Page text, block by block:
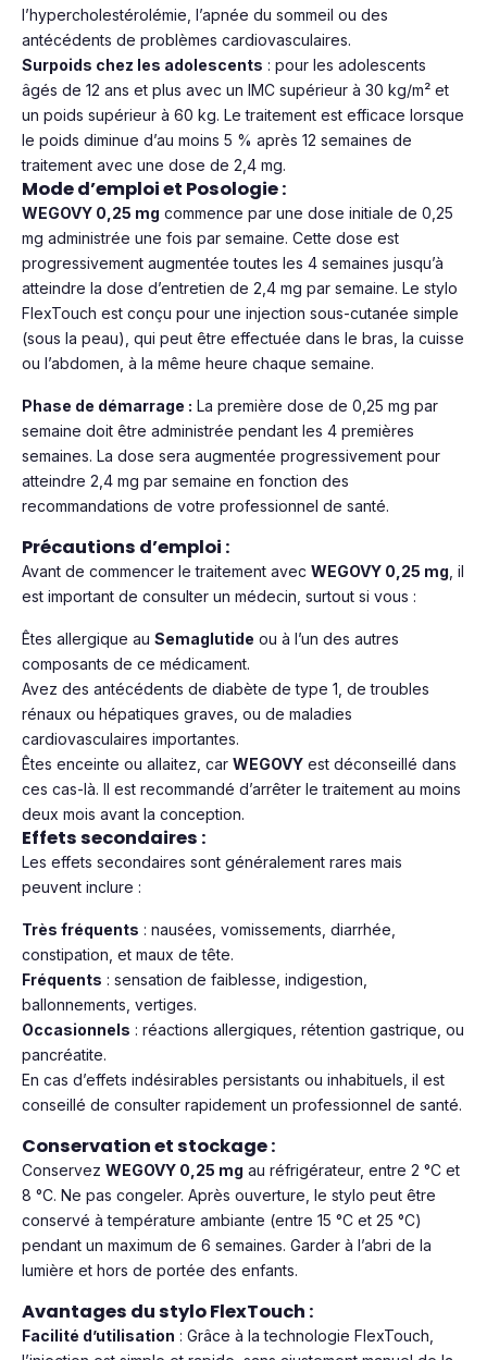
l’hypercholestérolémie, l’apnée du sommeil ou des
antécédents de problèmes cardiovasculaires.
Surpoids chez les adolescents : pour les adolescents
âgés de 12 ans et plus avec un IMC supérieur à 30 kg/m² et
un poids supérieur à 60 kg. Le traitement est efficace lorsque
le poids diminue d’au moins 5 % après 12 semaines de
traitement avec une dose de 2,4 mg.
Mode d’emploi et Posologie :
WEGOVY 0,25 mg commence par une dose initiale de 0,25
mg administrée une fois par semaine. Cette dose est
progressivement augmentée toutes les 4 semaines jusqu’à
atteindre la dose d’entretien de 2,4 mg par semaine. Le stylo
FlexTouch est conçu pour une injection sous-cutanée simple
(sous la peau), qui peut être effectuée dans le bras, la cuisse
ou l’abdomen, à la même heure chaque semaine.
Phase de démarrage : La première dose de 0,25 mg par
semaine doit être administrée pendant les 4 premières
semaines. La dose sera augmentée progressivement pour
atteindre 2,4 mg par semaine en fonction des
recommandations de votre professionnel de santé.
Précautions d’emploi :
Avant de commencer le traitement avec WEGOVY 0,25 mg , il
est important de consulter un médecin, surtout si vous :
Êtes allergique au Semaglutide ou à l’un des autres
composants de ce médicament.
Avez des antécédents de diabète de type 1, de troubles
rénaux ou hépatiques graves, ou de maladies
cardiovasculaires importantes.
Êtes enceinte ou allaitez, car WEGOVY est déconseillé dans
ces cas-là. Il est recommandé d’arrêter le traitement au moins
deux mois avant la conception.
Effets secondaires :
Les effets secondaires sont généralement rares mais
peuvent inclure :
Très fréquents : nausées, vomissements, diarrhée,
constipation, et maux de tête.
Fréquents : sensation de faiblesse, indigestion,
ballonnements, vertiges.
Occasionnels : réactions allergiques, rétention gastrique, ou
pancréatite.
En cas d’effets indésirables persistants ou inhabituels, il est
conseillé de consulter rapidement un professionnel de santé.
Conservation et stockage :
Conservez WEGOVY 0,25 mg au réfrigérateur, entre 2 °C et
8 °C. Ne pas congeler. Après ouverture, le stylo peut être
conservé à température ambiante (entre 15 °C et 25 °C)
pendant un maximum de 6 semaines. Garder à l’abri de la
lumière et hors de portée des enfants.
Avantages du stylo FlexTouch :
Facilité d’utilisation : Grâce à la technologie FlexTouch,